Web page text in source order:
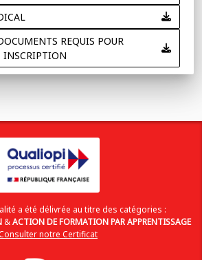
REQUIS POUR
INSCRIPTION
a été délivrée au titre des catégories :
&ACTION DE FORMATION PAR APPRENTISSAGE
notre Certificat